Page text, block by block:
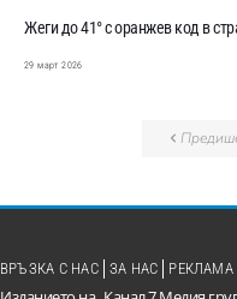
Жеги до 41° с оранжев код в
29 март 2026
ВРЪЗКА С НАС ЗА НАС РЕКЛАМА